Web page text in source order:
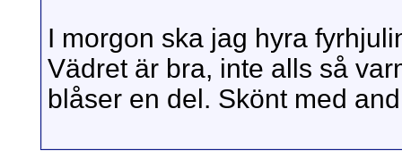
I morgon ska jag hyra
Vädret är bra, inte alls så
blåser en del. Skönt med